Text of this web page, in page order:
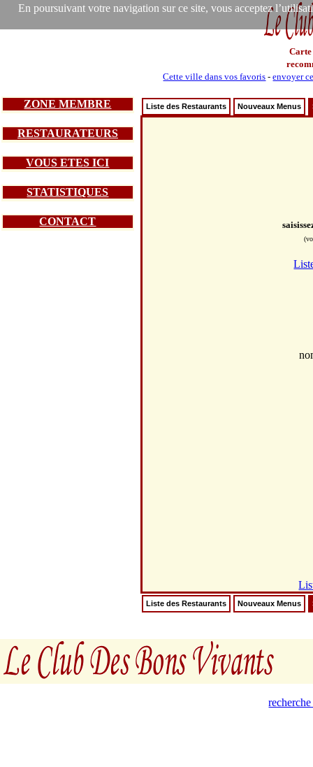
En poursuivant votre navigation sur ce site, vous acceptez
Carte
Cette ville dans vos favoris -envoyer
ZONE MEMBRE
RESTAURATEURS
VOUS ETES ICI
STATISTIQUES
CONTACT
Liste des Restaurants Nouveaux Menus
Liste des Restaurants Nouveaux Menus